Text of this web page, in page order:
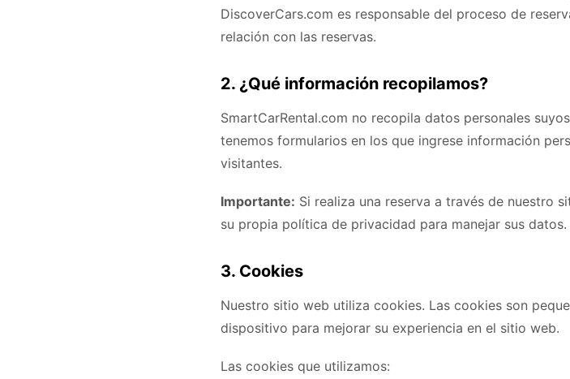
DiscoverCars.com es responsable del proceso de
relación con las reservas.
2. ¿Qué información recopilamos?
SmartCarRental.com no recopila datos personales
tenemos formularios en los que ingrese información
visitantes.
Importante: Si realiza una reserva a través de nuestro
su propia política de privacidad para manejar sus datos.
3. Cookies
Nuestro sitio web utiliza cookies. Las cookies son
dispositivo para mejorar su experiencia en el sitio web.
Las cookies que utilizamos: